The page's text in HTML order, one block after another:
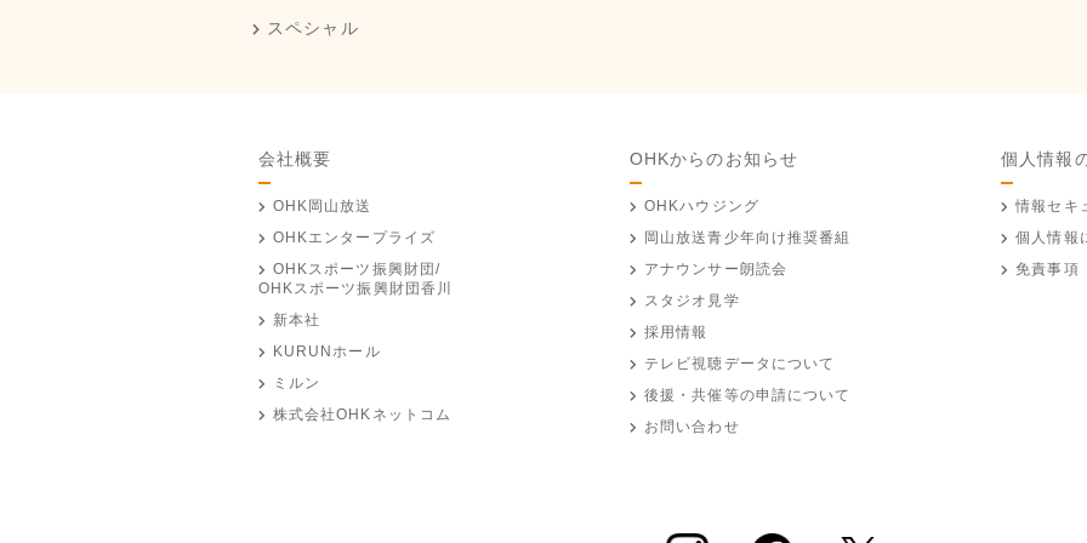
スペシャル
会社概要
OHK岡山放送
OHKエンタープライズ
OHKスポーツ振興財団/
OHKスポーツ振興財団香川
新本社
KURUNホール
ミルン
株式会社OHKネットコム
OHKからのお知らせ
OHKハウジング
岡山放送青少年向け推奨番組
アナウンサー朗読会
スタジオ見学
採用情報
テレビ視聴データについて
後援・共催等の申請について
お問い合わせ
個人情報
情報セキ
個人情報
免責事項